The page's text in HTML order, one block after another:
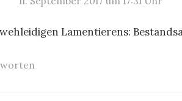
Lamentierens: